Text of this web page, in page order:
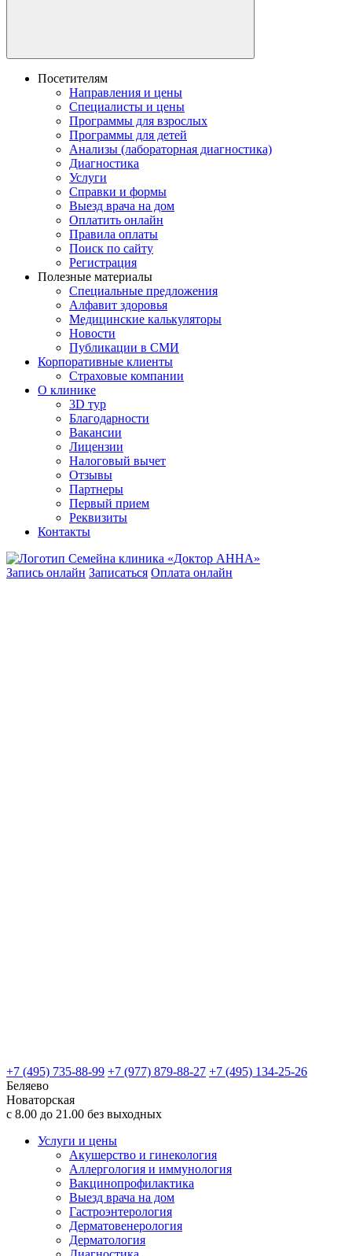
Посетителям
Направления и цены
Специалисты и цены
Программы для взрослых
Программы для детей
Анализы (лабораторная диагностика)
Диагностика
Услуги
Справки и формы
Выезд врача на дом
Оплатить онлайн
Правила оплаты
Поиск по сайту
Регистрация
Полезные материалы
Специальные предложения
Алфавит здоровья
Медицинские калькуляторы
Новости
Публикации в СМИ
Корпоративные клиенты
Страховые компании
О клинике
3D тур
Благодарности
Вакансии
Лицензии
Налоговый вычет
Отзывы
Партнеры
Первый прием
Реквизиты
Контакты
Запись онлайн Записаться Оплата онлайн
+7 (495) 735-88-99 +7 (977) 879-88-27 +7 (495) 134-25-26
Беляево
Новаторская
с 8.00 до 21.00 без выходных
Услуги и цены
Акушерство и гинекология
Аллергология и иммунология
Вакцинопрофилактика
Выезд врача на дом
Гастроэнтерология
Дерматовенерология
Дерматология